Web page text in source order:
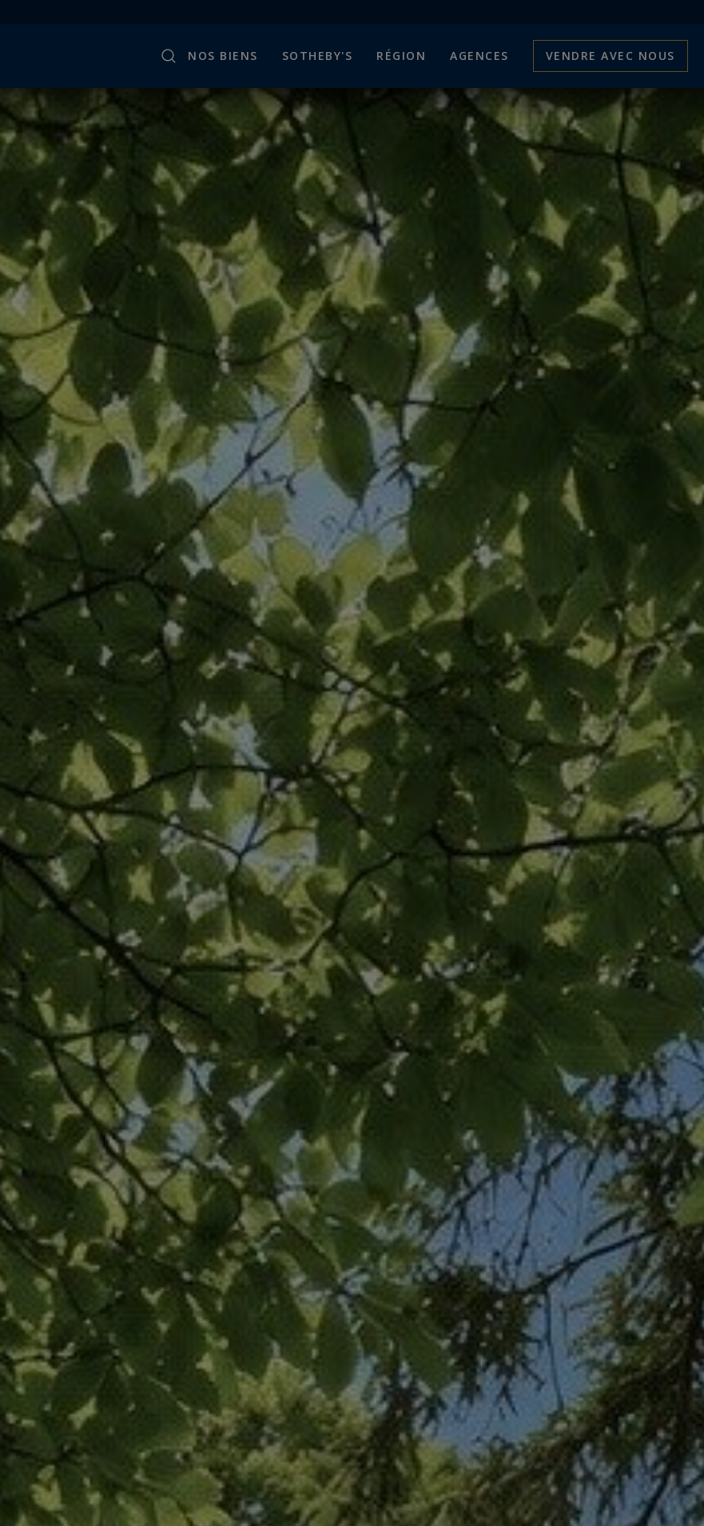
NOS BIENS SOTHEBY'S RÉGION AGENCES VENDRE AVEC NOUS